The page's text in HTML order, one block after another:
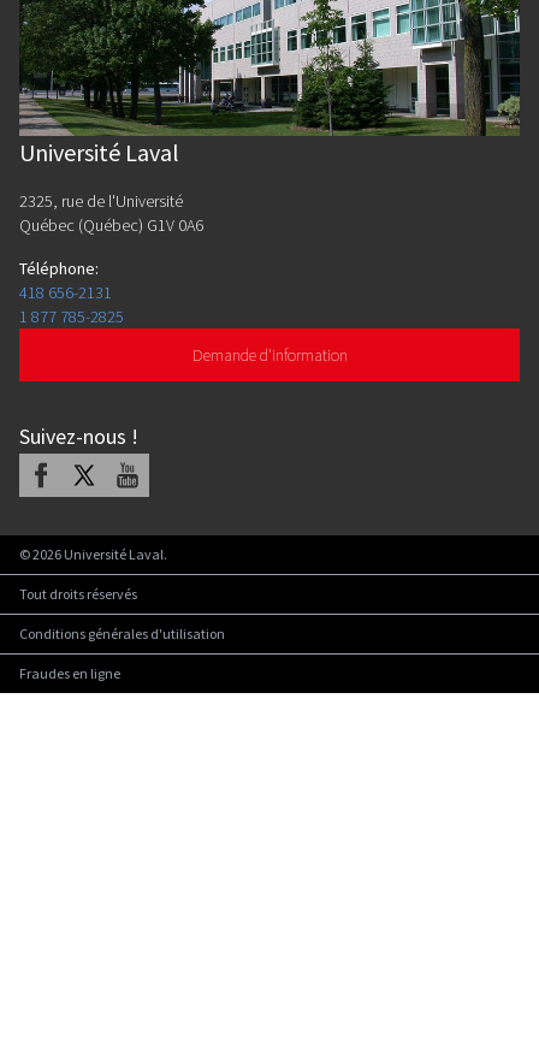
Université Laval
2325, rue de l'Université
Québec (Québec) G1V 0A6
Téléphone:
418 656-2131
1 877 785-2825
Demande d'information
Suivez-nous !
Facebook Youtube
©2026 Université Laval.
Tout droits réservés
Conditions générales d'utilisation
Fraudes en ligne